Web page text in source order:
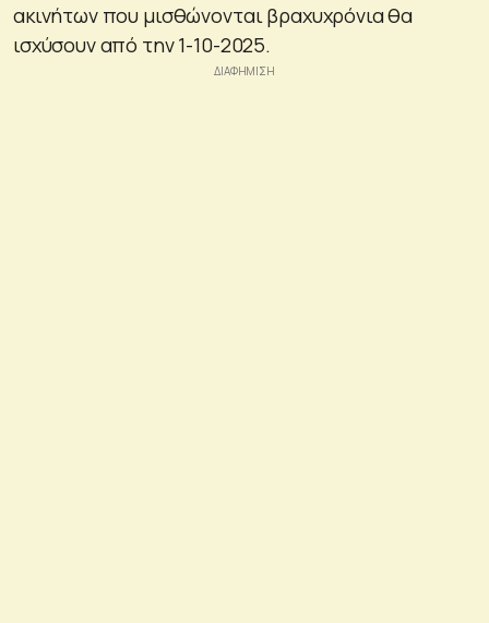
ακινήτων που μισθώνονται βραχυχρόνια θα
ισχύσουν από την 1-10-2025.